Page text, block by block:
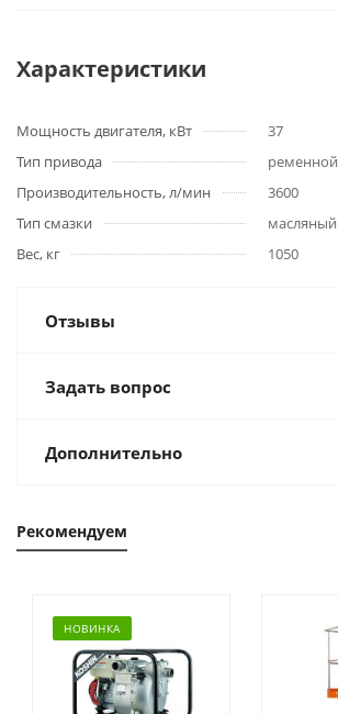
Характеристики
Мощность двигателя, кВт
37
Тип привода
ременной
Производительность, л/мин
3600
Тип смазки
масляный
Вес, кг
1050
Отзывы
Задать вопрос
Дополнительно
Рекомендуем
НОВИНКА